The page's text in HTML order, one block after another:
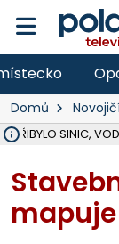
Domů
PŘIBYLO SINIC,